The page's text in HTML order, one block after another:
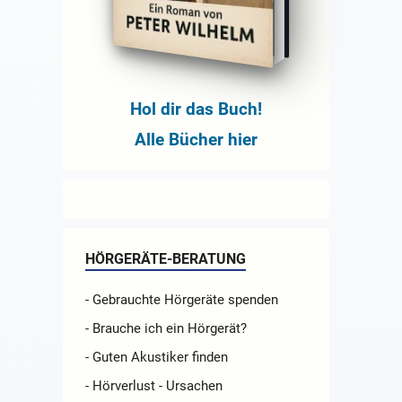
Hol dir das Buch!
Alle Bücher hier
HÖRGERÄTE-BERATUNG
- Gebrauchte Hörgeräte spenden
- Brauche ich ein Hörgerät?
- Guten Akustiker finden
- Hörverlust - Ursachen